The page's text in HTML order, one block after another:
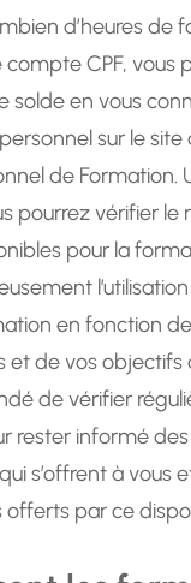
d’heures de
CPF, vous
solde en vous
sur le site
de Formation.
pourrez vérifier le
pour la
en fonction
et de vos objectifs
de vérifier
rester informé
s’offrent à vous
offerts par ce